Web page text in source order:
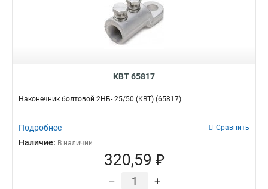
КВТ 65817
Наконечник болтовой 2НБ- 25/50 (КВТ) (65817)
Подробнее Сравнить
Наличие: В наличии
320,59 ₽
– +